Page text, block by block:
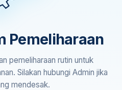
Pemeliharaan
pemeliharaan rutin untuk
Silakan hubungi Admin jika
mendesak.